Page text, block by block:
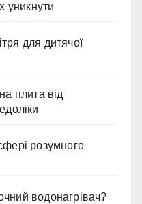
уникнути
для дитячої
плита від
розумного
водонагрівач?